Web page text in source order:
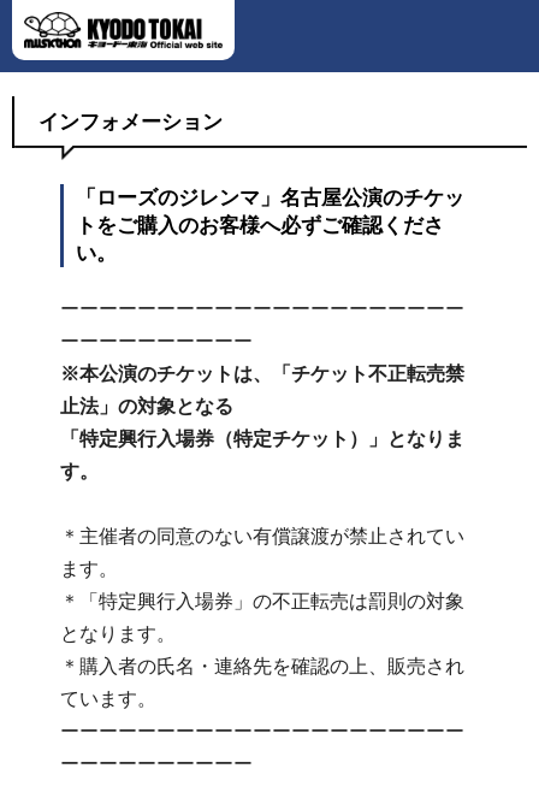
インフォメーション
「ローズのジレンマ」名古屋公演のチケッ
トをご購入のお客様へ必ずご確認くださ
い。
ーーーーーーーーーーーーーーーーーーーーー
ーーーーーーーーーー
※本公演のチケットは、「チケット不正転売禁
止法」の対象となる
「特定興行入場券（特定チケット）」となりま
す。
＊主催者の同意のない有償譲渡が禁止されてい
ます。
＊「特定興行入場券」の不正転売は罰則の対象
となります。
＊購入者の氏名・連絡先を確認の上、販売され
ています。
ーーーーーーーーーーーーーーーーーーーーー
ーーーーーーーーーー